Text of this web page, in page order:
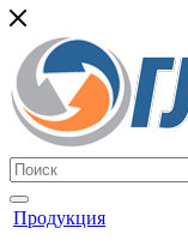
Продукция